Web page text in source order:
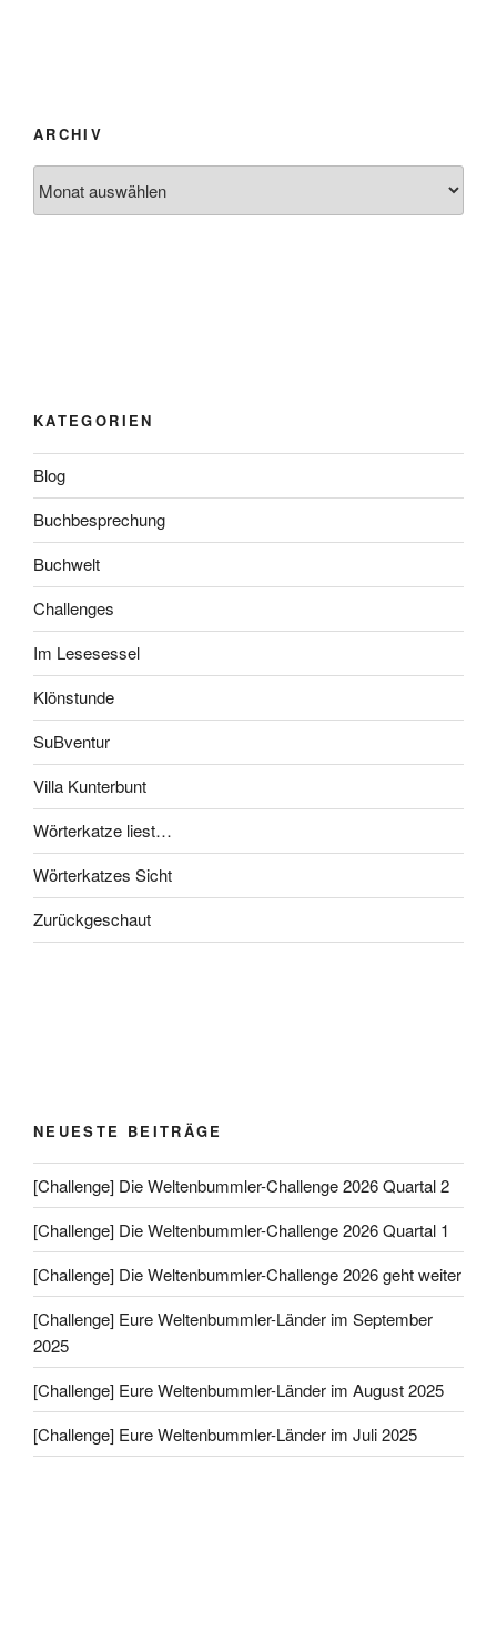
ARCHIV
KATEGORIEN
Blog
Buchbesprechung
Buchwelt
Challenges
Im Lesesessel
Klönstunde
SuBventur
Villa Kunterbunt
Wörterkatze liest…
Wörterkatzes Sicht
Zurückgeschaut
NEUESTE BEITRÄGE
[Challenge] Die Weltenbummler-Challenge 2026 Quartal 2
[Challenge] Die Weltenbummler-Challenge 2026 Quartal 1
[Challenge] Die Weltenbummler-Challenge 2026 geht weiter
[Challenge] Eure Weltenbummler-Länder im September
2025
[Challenge] Eure Weltenbummler-Länder im August 2025
[Challenge] Eure Weltenbummler-Länder im Juli 2025